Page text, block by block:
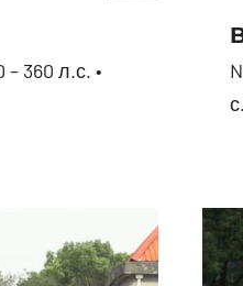
– 360 л.с. •